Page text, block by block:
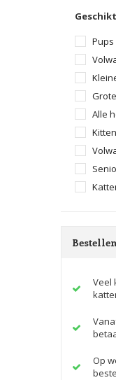
Geschikt
Pups
Alle
Veel
Op